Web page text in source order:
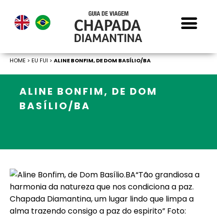
HOME > EU FUI > ALINE BONFIM, DE DOM BASÍLIO/BA
ALINE BONFIM, DE DOM
BASÍLIO/BA
“Tão grandiosa a
harmonia da natureza que nos condiciona a paz.
Chapada Diamantina, um lugar lindo que limpa a
alma trazendo consigo a paz do espirito” Foto: